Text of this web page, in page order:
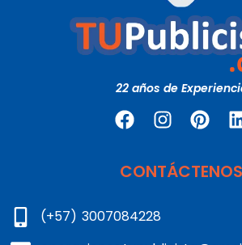
22 años de
CONTÁCTENOS
(+57) 3007084228